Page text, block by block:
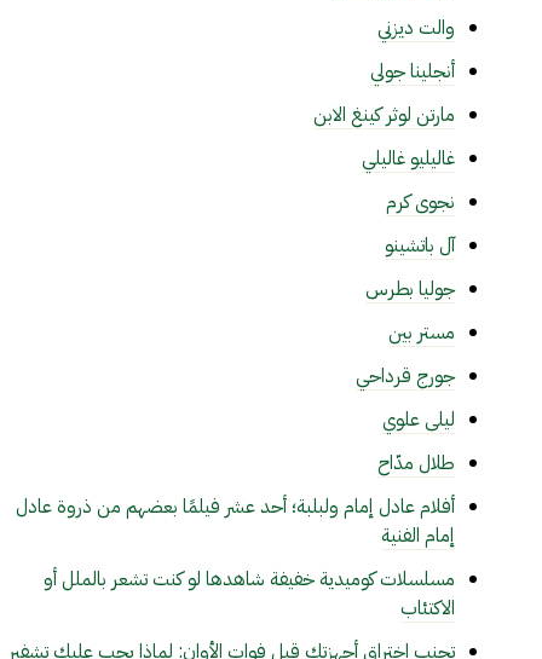
والت ديزني
أنجلينا جولي
مارتن لوثر كينغ الابن
غاليليو غاليلي
نجوى كرم
آل باتشينو
جوليا بطرس
مستر بين
جورج قرداحي
ليلى علوي
طلال مدّاح
أفلام عادل إمام ولبلبة؛ أحد عشر فيلمًا بعضهم من ذروة عادل
إمام الفنية
مسلسلات كوميدية خفيفة شاهدها لو كنت تشعر بالملل أو
الاكتئاب
تجنب اختراق أجهزتك قبل فوات الأوان: لماذا يجب عليك تشفير